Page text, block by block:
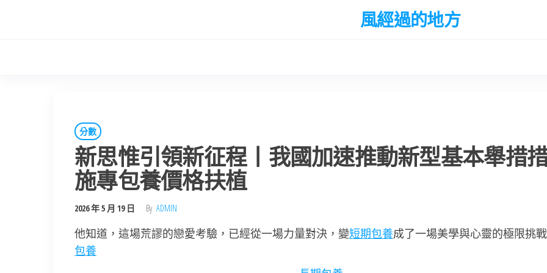
風經過的地方
分數
新思惟引領新征程丨我國加速推動新型基本舉措
施專包養價格扶植
2026 年 5 月 19 日 By ADMIN
他知道，這場荒謬的戀愛考驗，已經從一場力量對決，變短期包養成了一場美學與心靈的極限挑
包養